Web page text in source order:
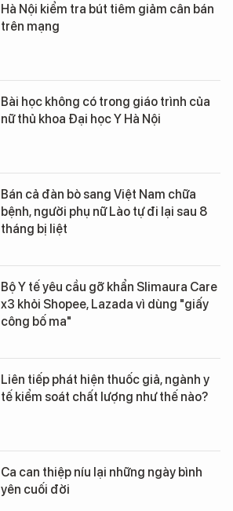
Hà Nội kiểm tra bút tiêm giảm cân bán
trên mạng
Bài học không có trong giáo trình của
nữ thủ khoa Đại học Y Hà Nội
Bán cả đàn bò sang Việt Nam chữa
bệnh, người phụ nữ Lào tự đi lại sau 8
tháng bị liệt
Bộ Y tế yêu cầu gỡ khẩn Slimaura Care
x3 khỏi Shopee, Lazada vì dùng "giấy
công bố ma"
Liên tiếp phát hiện thuốc giả, ngành y
tế kiểm soát chất lượng như thế nào?
Ca can thiệp níu lại những ngày bình
yên cuối đời